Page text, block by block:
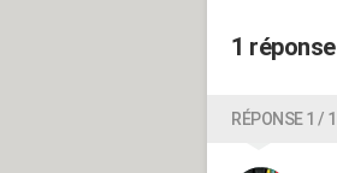
1 réponse
RÉPONSE 1 / 1